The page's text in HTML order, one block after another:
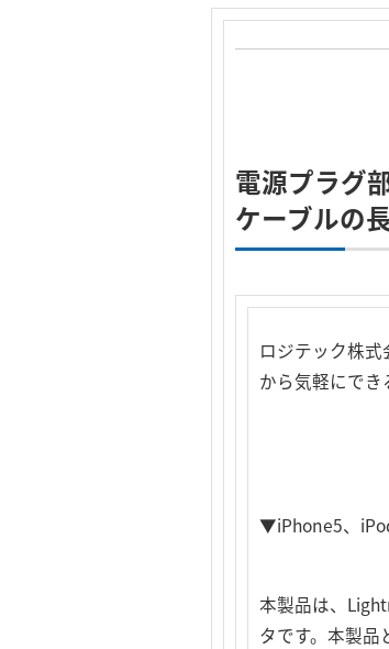
電源プラグ
ケーブルの
ロジテック株
から気軽にでき
▼iPhone5、
本製品は、
タです。本製品